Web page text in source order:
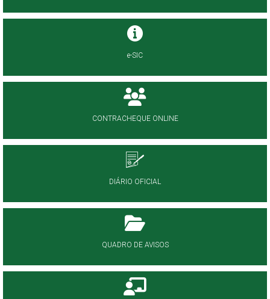
e-SIC
CONTRACHEQUE ONLINE
DIÁRIO OFICIAL
QUADRO DE AVISOS